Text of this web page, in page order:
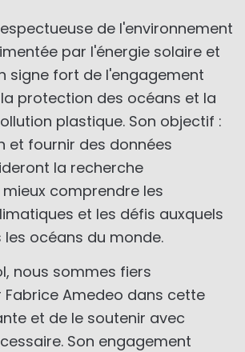
de l'environnement
par l'énergie solaire et
signe fort de l'engagement
protection des océans et la
plastique. Son objectif :
et fournir des données
la recherche
comprendre les
et les défis auxquels
océans du monde.
nous sommes fiers
Amedeo dans cette
et de le soutenir avec
Son engagement